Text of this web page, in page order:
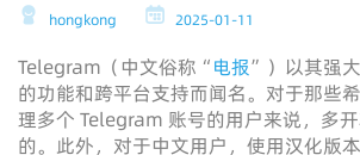
hongkong 2025-01-11
Telegram（中文俗称“电报”）以其强
的功能和跨平台支持而闻名。对于那些
理多个 Telegram 账号的用户来说，多
的。此外，对于中文用户，使用汉化版